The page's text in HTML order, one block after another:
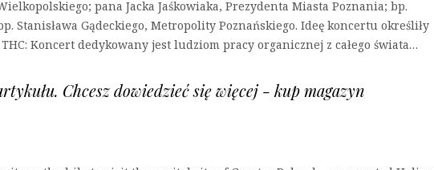
pana Jacka Jaśkowiaka, Prezydenta Miasta Poznania; bp.
Stanisława Gądeckiego, Metropolity Poznańskiego. Ideę koncertu określiły
Koncert dedykowany jest ludziom pracy organicznej z całego świata…
Chcesz dowiedzieć się więcej - kup magazyn